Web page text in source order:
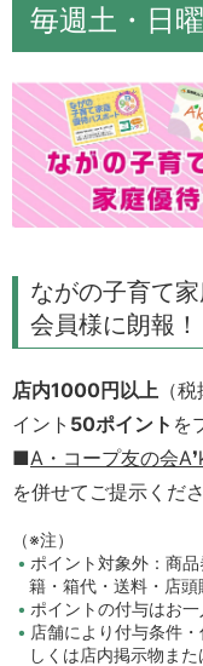
毎週土・日
ながの子育て
会員様に朗報！
店内1000円以上 （
イント 50ポイント を
■A・コープ友の会
を併せてご提示くださ
（※注）
ポイント対象外：商
籍・箱代・送料・店頭
ポイントの付与はお一
店舗により付与条件
しくは店内掲示物ま